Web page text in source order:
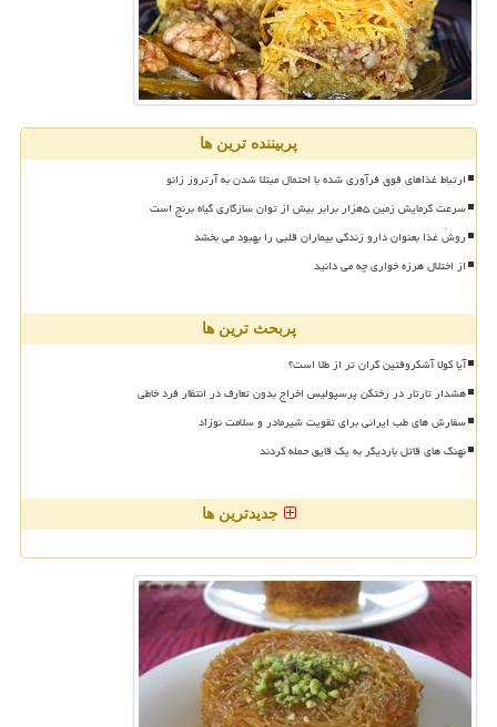
پربیننده ترین ها
ارتباط غذاهای فوق فرآوری شده با احتمال مبتلا شدن به آرتروز زانو
سرعت گرمایش زمین ۵هزار برابر بیش از توان سازگاری گیاه برنج است
روش غذا بعنوان دارو زندگی بیماران قلبی را بهبود می بخشد
از اختلال هرزه خواری چه می دانید
پربحث ترین ها
آیا کولا آشکروفتین گران تر از طلا است؟
هشدار تارتار در رختکن پرسپولیس اخراج بدون تعارف در انتظار فرد خاطی
سفارش های طب ایرانی برای تقویت شیرمادر و سلامت نوزاد
نهنگ های قاتل باردیگر به یک قایق حمله کردند
جدیدترین ها